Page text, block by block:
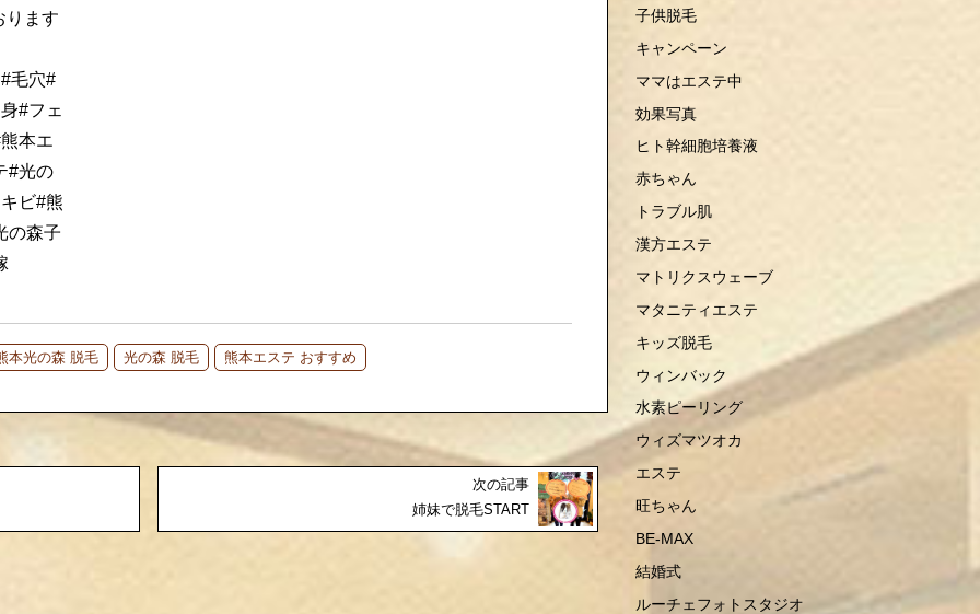
ります
毛穴#
#フェ
本エ
#光の
ビ#熊
の森子
本光の森 脱毛 光の森 脱毛 熊本エステ おすすめ
次の記事
姉妹で脱毛START
子供脱毛
キャンペーン
ママはエステ中
効果写真
ヒト幹細胞培養液
赤ちゃん
トラブル肌
漢方エステ
マトリクスウェーブ
マタニティエステ
キッズ脱毛
ウィンバック
水素ピーリング
ウィズマツオカ
エステ
旺ちゃん
BE-MAX
結婚式
ルーチェフォトスタジオ